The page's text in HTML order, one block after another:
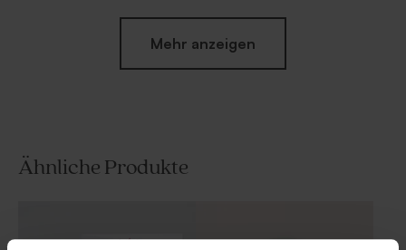
Mehr anzeigen
Ähnliche Produkte